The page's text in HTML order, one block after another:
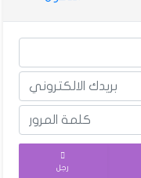
رجل